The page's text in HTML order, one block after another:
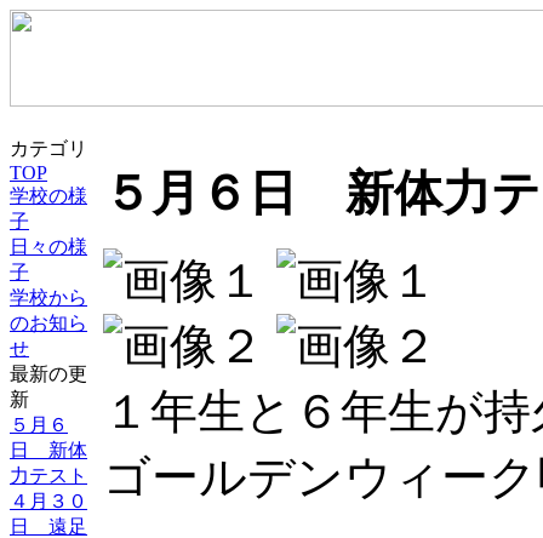
カテゴリ
TOP
学校の様
子
日々の様
子
学校から
のお知ら
せ
最新の更
新
５月６
日 新体
力テスト
４月３０
日 遠足
５月６日 新体力
１年生と６年生が
ゴールデンウィー